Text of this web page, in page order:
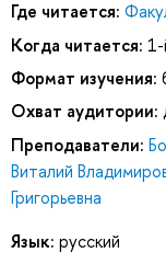
Где читается:
Когда читается: 1-
Формат изучения:
Охват аудитории:
Преподаватели:
Виталий
Григорьевна
Язык: русский